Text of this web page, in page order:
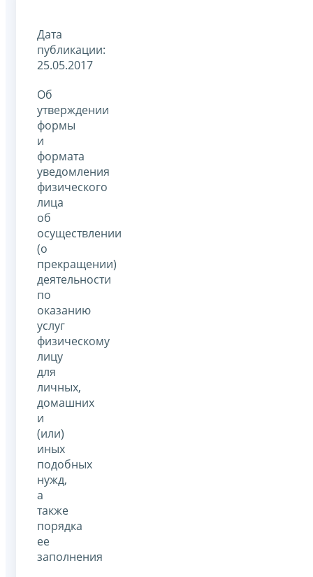
Дата
публикации:
25.05.2017
Об
утверждении
формы
и
формата
уведомления
физического
лица
об
осуществлении
(о
прекращении)
деятельности
по
оказанию
услуг
физическому
лицу
для
личных,
домашних
и
(или)
иных
подобных
нужд,
а
также
порядка
ее
заполнения